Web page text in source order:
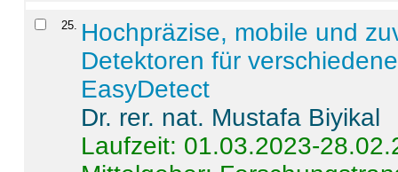
25. Hochpräzise, mobile und
Detektoren für
EasyDetect
Dr. rer. nat. Mustafa Biyikal
Laufzeit: 01.03.2023-